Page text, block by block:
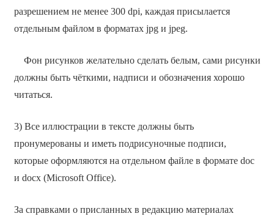
разрешением не менее 300 dpi, каждая присылается
отдельным файлом в форматах jpg и jpeg.
Фон рисунков желательно сделать белым, сами рисунки
должны быть чёткими, надписи и обозначения хорошо
читаться.
3) Все иллюстрации в тексте должны быть
пронумерованы и иметь подрисуночные подписи,
которые оформляются на отдельном файле в формате doc
и docx (Microsoft Office).
За справками о присланных в редакцию материалах